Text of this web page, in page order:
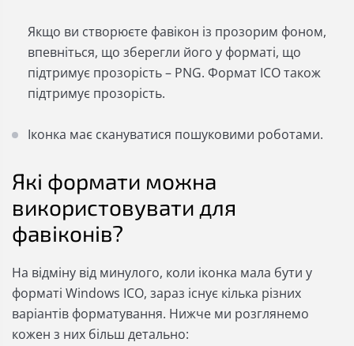
Якщо ви створюєте фавікон із прозорим фоном,
впевніться, що зберегли його у форматі, що
підтримує прозорість – PNG. Формат ICO також
підтримує прозорість.
Іконка має скануватися пошуковими роботами.
Які формати можна
використовувати для
фавіконів?
На відміну від минулого, коли іконка мала бути у
форматі Windows ICO, зараз існує кілька різних
варіантів форматування. Нижче ми розглянемо
кожен з них більш детально: